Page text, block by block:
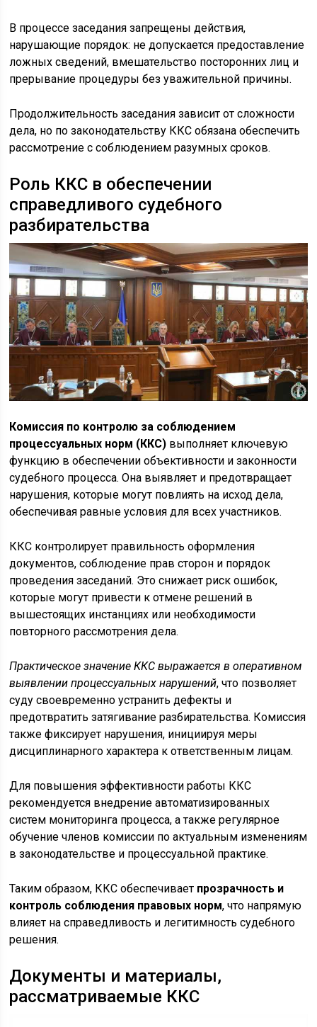
В процессе заседания запрещены действия,
нарушающие порядок: не допускается предоставление
ложных сведений, вмешательство посторонних лиц и
прерывание процедуры без уважительной причины.
Продолжительность заседания зависит от сложности
дела, но по законодательству ККС обязана обеспечить
рассмотрение с соблюдением разумных сроков.
Роль ККС в обеспечении
справедливого судебного
разбирательства
Комиссия по контролю за соблюдением
процессуальных норм (ККС) выполняет ключевую
функцию в обеспечении объективности и законности
судебного процесса. Она выявляет и предотвращает
нарушения, которые могут повлиять на исход дела,
обеспечивая равные условия для всех участников.
ККС контролирует правильность оформления
документов, соблюдение прав сторон и порядок
проведения заседаний. Это снижает риск ошибок,
которые могут привести к отмене решений в
вышестоящих инстанциях или необходимости
повторного рассмотрения дела.
Практическое значение ККС выражается в оперативном
выявлении процессуальных нарушений, что позволяет
суду своевременно устранить дефекты и
предотвратить затягивание разбирательства. Комиссия
также фиксирует нарушения, инициируя меры
дисциплинарного характера к ответственным лицам.
Для повышения эффективности работы ККС
рекомендуется внедрение автоматизированных
систем мониторинга процесса, а также регулярное
обучение членов комиссии по актуальным изменениям
в законодательстве и процессуальной практике.
Таким образом, ККС обеспечивает прозрачность и
контроль соблюдения правовых норм, что напрямую
влияет на справедливость и легитимность судебного
решения.
Документы и материалы,
рассматриваемые ККС